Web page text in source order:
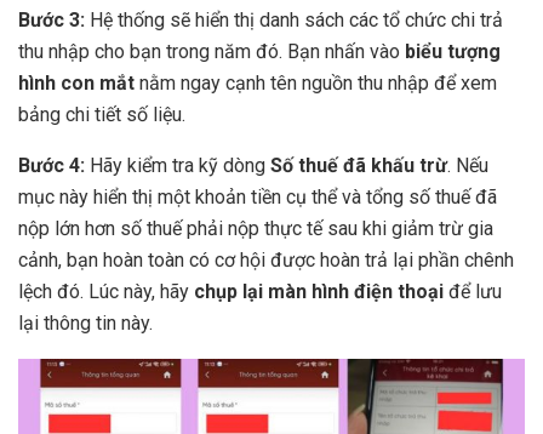
Bước 3: Hệ thống sẽ hiển thị danh sách các tổ chức chi trả
thu nhập cho bạn trong năm đó. Bạn nhấn vào biểu tượng
hình con mắt nằm ngay cạnh tên nguồn thu nhập để xem
bảng chi tiết số liệu.
Bước 4: Hãy kiểm tra kỹ dòng Số thuế đã khấu trừ. Nếu
mục này hiển thị một khoản tiền cụ thể và tổng số thuế đã
nộp lớn hơn số thuế phải nộp thực tế sau khi giảm trừ gia
cảnh, bạn hoàn toàn có cơ hội được hoàn trả lại phần chênh
lệch đó. Lúc này, hãy chụp lại màn hình điện thoại để lưu
lại thông tin này.